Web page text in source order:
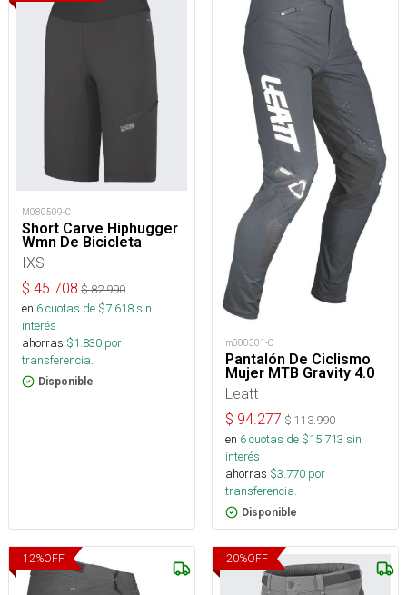
M080509-C
Short Carve Hiphugger
Wmn De Bicicleta
IXS
$ 45.708 $82.990
en 6cuotas de $7.618sin
interés
ahorras $1.830 por
transferencia.
Disponible
m080301-C
Pantalón De Ciclismo
Mujer MTB Gravity 4.0
Leatt
$ 94.277 $113.990
en 6cuotas de $15.713 sin
interés
ahorras $3.770 por
transferencia.
Disponible
12%OFF 20%OFF